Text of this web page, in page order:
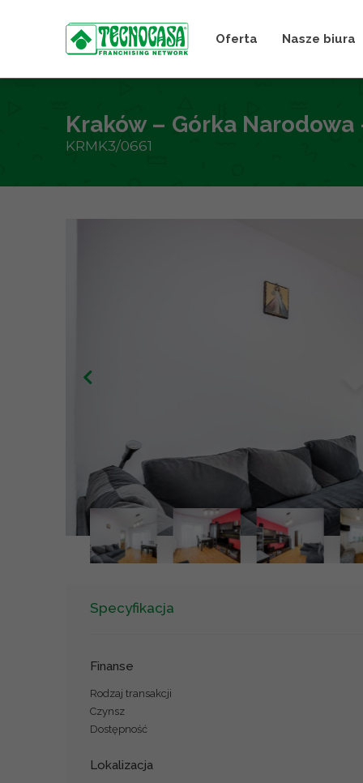
Oferta Nasze biura
Kraków – Górka
KRMK3/0661
Specyfikacja
Finanse
Rodzaj transakcji
Czynsz
Dostępność
Lokalizacja